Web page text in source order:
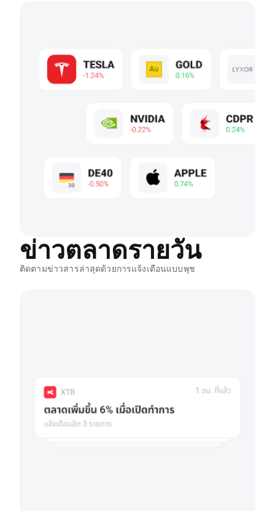
ข่าวตลาดรายวัน
ติดตามข่าวสารล่าสุดด้วยการแจ้งเตือนแบบพุช